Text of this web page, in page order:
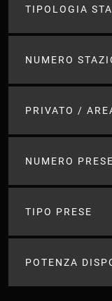
TIPOLOGIA
NUMERO
PRIVATO /
NUMERO PRESE
TIPO PRESE
POTENZA